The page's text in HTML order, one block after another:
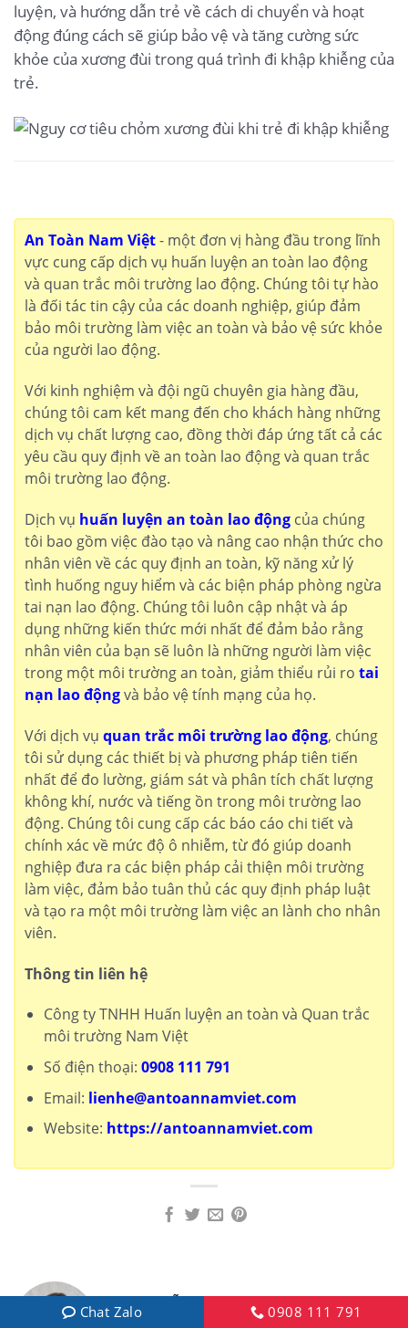
luyện, và hướng dẫn trẻ về cách di chuyển và hoạt
động đúng cách sẽ giúp bảo vệ và tăng cường sức
khỏe của xương đùi trong quá trình đi khập khiễng của
trẻ.
An Toàn Nam Việt- một đơn vị hàng đầu trong lĩnh
vực cung cấp dịch vụ huấn luyện an toàn lao động
và quan trắc môi trường lao động. Chúng tôi tự hào
là đối tác tin cậy của các doanh nghiệp, giúp đảm
bảo môi trường làm việc an toàn và bảo vệ sức khỏe
của người lao động.
Với kinh nghiệm và đội ngũ chuyên gia hàng đầu,
chúng tôi cam kết mang đến cho khách hàng những
dịch vụ chất lượng cao, đồng thời đáp ứng tất cả các
yêu cầu quy định về an toàn lao động và quan trắc
môi trường lao động.
Dịch vụ huấn luyện an toàn lao động của chúng
tôi bao gồm việc đào tạo và nâng cao nhận thức cho
nhân viên về các quy định an toàn, kỹ năng xử lý
tình huống nguy hiểm và các biện pháp phòng ngừa
tai nạn lao động. Chúng tôi luôn cập nhật và áp
dụng những kiến thức mới nhất để đảm bảo rằng
nhân viên của bạn sẽ luôn là những người làm việc
trong một môi trường an toàn, giảm thiểu rủi ro tai
nạn lao độngvà bảo vệ tính mạng của họ.
Với dịch vụ quan trắc môi trường lao động, chúng
tôi sử dụng các thiết bị và phương pháp tiên tiến
nhất để đo lường, giám sát và phân tích chất lượng
không khí, nước và tiếng ồn trong môi trường lao
động. Chúng tôi cung cấp các báo cáo chi tiết và
chính xác về mức độ ô nhiễm, từ đó giúp doanh
nghiệp đưa ra các biện pháp cải thiện môi trường
làm việc, đảm bảo tuân thủ các quy định pháp luật
và tạo ra một môi trường làm việc an lành cho nhân
viên.
Thông tin liên hệ
Công ty TNHH Huấn luyện an toàn và Quan trắc
môi trường Nam Việt
Số điện thoại: 0908 111 791
Email: lienhe@antoannamviet.com
Website: https://antoannamviet.com
NGUYỄN THỊ KIM DUNG
Chat Zalo 0908 111 791